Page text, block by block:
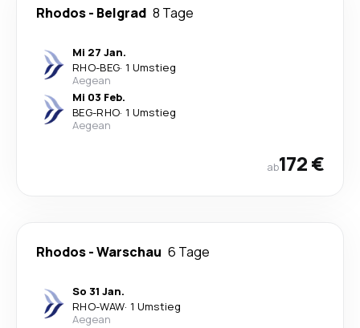
Rhodos- Belgrad 8 Tage
Mi 27 Jan.
RHO-BEG· 1 Umstieg
Aegean
Mi 03 Feb.
BEG-RHO· 1 Umstieg
Aegean
ab172 €
Rhodos-Warschau 6 Tage
So 31 Jan.
RHO-WAW· 1 Umstieg
Aegean